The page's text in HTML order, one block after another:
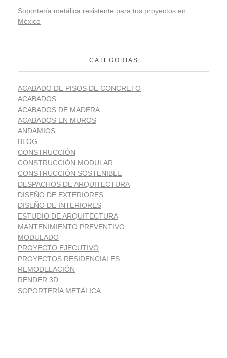
Soportería metálica resistente para tus proyectos en
México
CATEGORIAS
ACABADO DE PISOS DE CONCRETO
ACABADOS
ACABADOS DE MADERA
ACABADOS EN MUROS
ANDAMIOS
BLOG
CONSTRUCCIÓN
CONSTRUCCIÓN MODULAR
CONSTRUCCIÓN SOSTENIBLE
DESPACHOS DE ARQUITECTURA
DISEÑO DE EXTERIORES
DISEÑO DE INTERIORES
ESTUDIO DE ARQUITECTURA
MANTENIMIENTO PREVENTIVO
MODULADO
PROYECTO EJECUTIVO
PROYECTOS RESIDENCIALES
REMODELACIÓN
RENDER 3D
SOPORTERÍA METÁLICA